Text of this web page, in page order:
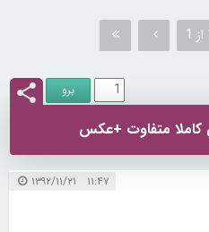
1
متفاوت +عکس
۱۱:۴۷ ۱۳۹۲/۱۱/۲۱